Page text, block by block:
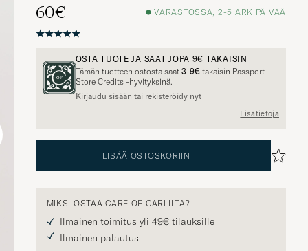
60€
VARASTOSSA, 2-5 ARKIPÄIVÄÄ
OSTA TUOTE JA SAAT JOPA 9€ TAKAISIN
Tämän tuotteen ostosta saat 3-9€takaisin Passport
Store Credits -hyvityksinä.
Kirjaudu sisään tai rekisteröidy nyt
Lisätietoja
LISÄÄ OSTOSKORIIN
MIKSI OSTAA CARE OF CARLILTA?
Ilmainen toimitus yli 49€ tilauksille
Ilmainen palautus